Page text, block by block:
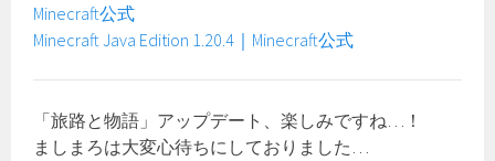
Minecraft公式
Minecraft Java Edition 1.20.4｜Minecraft公式
「旅路と物語」アップデート、楽しみですね…！
ましまろは大変心待ちにしておりました…